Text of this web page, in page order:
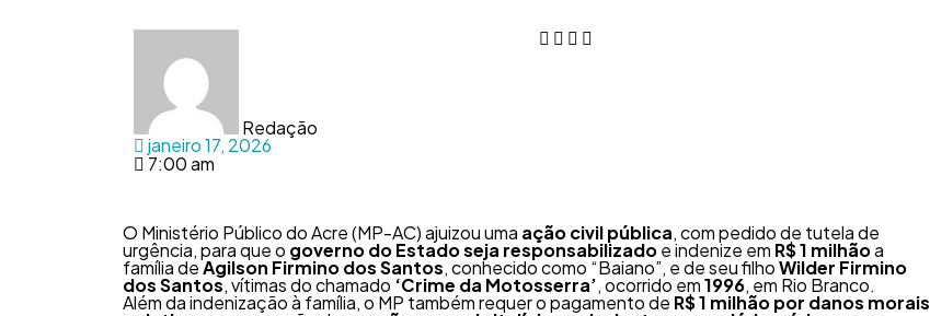
Redação
janeiro 17, 2026
7:00 am
O Ministério Público do Acre (MP-AC) ajuizou uma ação civil pública, com pedido de tutela de
urgência, para que o governo do Estado seja responsabilizadoe indenize em R$ 1 milhãoa
família deAgilson Firmino dos Santos, conhecido como “Baiano”, e de seu filhoWilder Firmino
dos Santos, vítimas do chamado ‘Crime da Motosserra’, ocorrido em1996, em Rio Branco.
Além da indenização à família, o MP também requer o pagamento de R$ 1 milhão por danos morais